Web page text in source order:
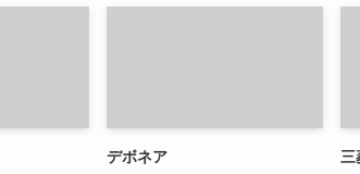
デボネア 三